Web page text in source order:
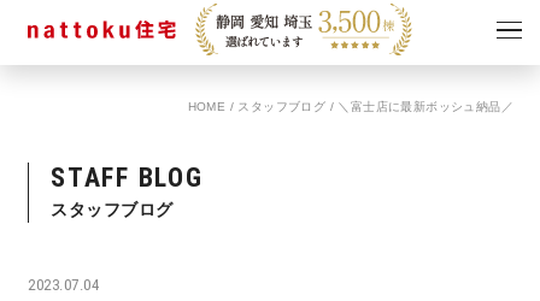
キャンペーン
ショールーム
HOME / スタッフブログ / ＼富士店に最新ボッシュ納品／
STAFF BLOG
スタッフブログ
2023.07.04